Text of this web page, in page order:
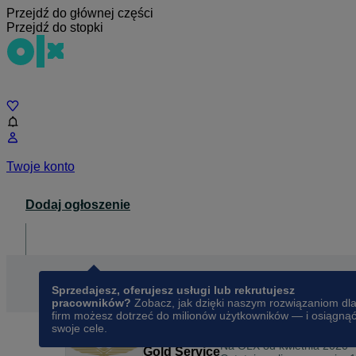
Przejdź do głównej części
Przejdź do stopki
Twoje konto
Dodaj ogłoszenie
Sprzedajesz, oferujesz usługi lub rekrutujesz
pracowników? Zobacz, jak dzięki naszym rozwiązaniom dla
firm możesz dotrzeć do milionów użytkowników — i osiągnąć
swoje cele.
Gold ServiceNa OLX odkwietnia 2020